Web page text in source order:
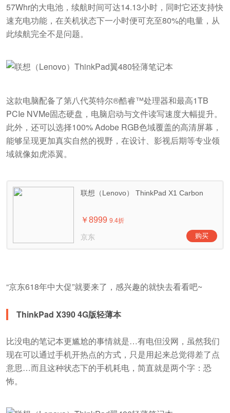
57Whr的大电池，续航时间可达14.13小时，同时它还支持快
速充电功能，在关机状态下一小时便可充至80%的电量，从
此续航完全不是问题。
这款电脑配备了第八代英特尔®酷睿™处理器和最高1TB
PCIe NVMe固态硬盘，电脑启动与文件读写速度大幅提升。
此外，还可以选择100% Adobe RGB色域覆盖的高清屏幕，
能够呈现更加真实自然的视野，在设计、影视后期等专业领
域就像如虎添翼。
“京东618年中大促”就要来了，感兴趣的就快去看看吧~
ThinkPad X390 4G版轻薄本
比没电的笔记本更尴尬的事情就是…有电但没网，虽然我们
现在可以通过手机开热点的方式，只是用起来总觉得差了点
意思…而且这种状态下的手机耗电，简直就是两个字：恐
怖。